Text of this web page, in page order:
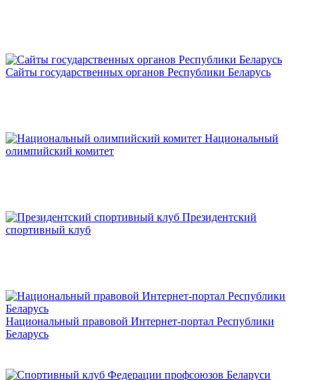
Сайты государственных органов Республики Беларусь
Национальный
олимпийский комитет
Президентский
спортивный клуб
Национальный правовой Интернет-портал Республики
Беларусь